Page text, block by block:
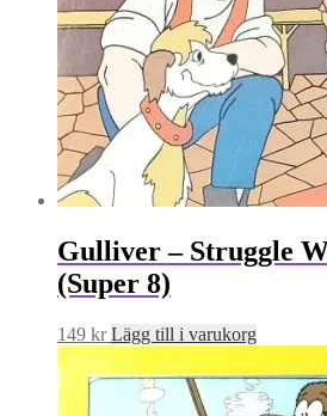
Gulliver – Struggle
(Super 8)
149 kr Lägg till i varukorg